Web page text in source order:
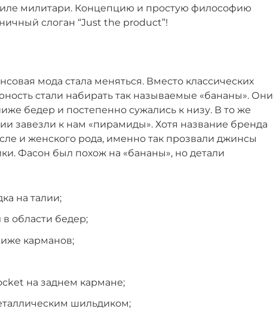
милитари. Концепцию и простую философию
слоган “Just the product”!
мода стала меняться. Вместо классических
стали набирать так называемые «бананы». Они
бедер и постепенно сужались к низу. В то же
завезли к нам «пирамиды». Хотя название бренда
и женского рода, именно так прозвали джинсы
Фасон был похож на «бананы», но детали
на талии;
области бедер;
карманов;
на заднем кармане;
шильдиком;